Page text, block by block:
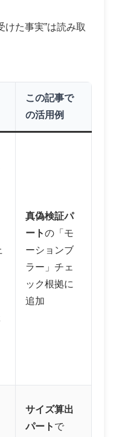
た事実”は読み取
この記事で
の活用例
真偽検証パ
ートの「モ
ーションブ
ラー」チェ
ック根拠に
追加
サイズ算出
パート で